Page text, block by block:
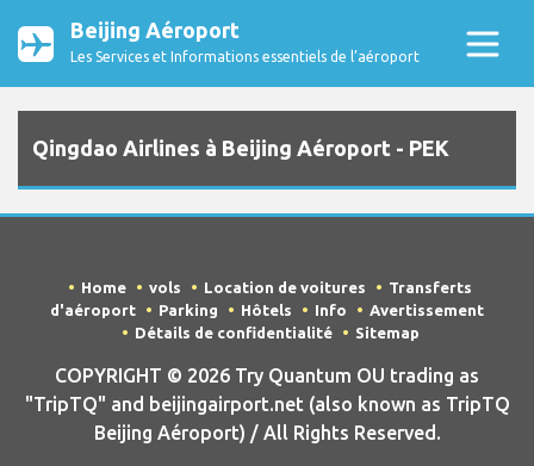
Beijing Aéroport
Les Services et Informations essentiels de l’aéroport
Qingdao Airlines à Beijing Aéroport - PEK
Home vols Location de voitures
Transferts
d'aéroport
Parking Hôtels Info
Avertissement
Détails de confidentialité
Sitemap
COPYRIGHT © 2026 Try Quantum OU trading as
"TripTQ" and beijingairport.net (also known as TripTQ
Beijing Aéroport) / All Rights Reserved.